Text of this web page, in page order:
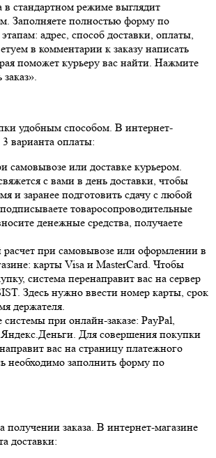
в стандартном режиме выглядит
Заполняете полностью форму по
адрес, способ доставки, оплаты,
в комментарии к заказу написать
поможет курьеру вас найти. Нажмите
удобным способом. В интернет-
варианта оплаты:
самовывозе или доставке курьером.
с вами в день доставки, чтобы
и заранее подготовить сдачу с любой
товаросопроводительные
денежные средства, получаете
при самовывозе или оформлении в
карты Visa и MasterCard. Чтобы
система перенаправит вас на сервер
Здесь нужно ввести номер карты, срок
держателя.
при онлайн-заказе: PayPal,
Для совершения покупки
вас на страницу платежного
необходимо заполнить форму по
получении заказа. В интернет-магазине
доставки: